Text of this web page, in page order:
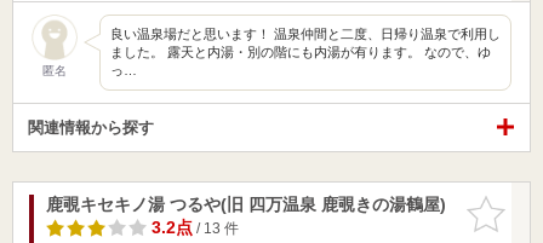
匿名
良い温泉場だと思います！ 温泉仲間と二度、日帰り温泉で利用し
ました。 露天と内湯・別の階にも内湯が有ります。 なので、ゆ
っ…
関連情報から探す
お気に入
りに追加
鹿覗キセキノ湯 つるや(旧 四万温泉 鹿覗きの湯鶴屋)
3.2点/ 13 件